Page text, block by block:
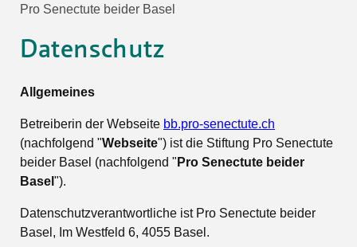
Pro Senectute beider Basel
Datenschutz
Allgemeines
Betreiberin der Webseite bb.pro-senectute.ch
(nachfolgend "Webseite") ist die Stiftung Pro Senectute
beider Basel (nachfolgend " Pro Senectute beider
Basel ").
Datenschutzverantwortliche ist Pro Senectute beider
Basel, Im Westfeld 6, 4055 Basel.